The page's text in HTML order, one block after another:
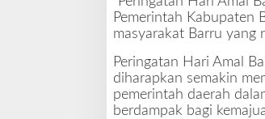
Pemerintah Kabupaten
masyarakat Barru yang
Peringatan Hari Amal
diharapkan semakin
pemerintah daerah
berdampak bagi